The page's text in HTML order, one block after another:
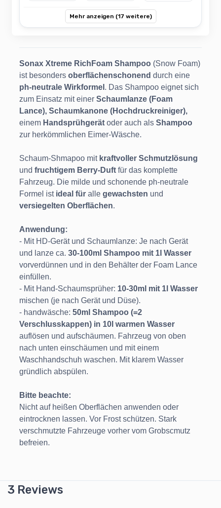
Mehr anzeigen (17 weitere)
Sonax Xtreme RichFoam Shampoo (Snow Foam)
ist besonders oberflächenschonend durch eine
ph-neutrale Wirkformel . Das Shampoo eignet sich
zum Einsatz mit einer Schaumlanze (Foam
Lance), Schaumkanone (Hochdruckreiniger),
einem Handsprühgerät oder auch als Shampoo
zur herkömmlichen Eimer-Wäsche.
Schaum-Shmapoo mit kraftvoller Schmutzlösung
und fruchtigem Berry-Duft für das komplette
Fahrzeug. Die milde und schonende ph-neutrale
Formel ist ideal für alle gewachsten und
versiegelten Oberflächen.
Anwendung:
- Mit HD-Gerät und Schaumlanze: Je nach Gerät
und lanze ca. 30-100ml Shampoo mit 1l Wasser
vorverdünnen und in den Behälter der Foam Lance
einfüllen.
- Mit Hand-Schaumsprüher: 10-30ml mit 1l Wasser
mischen (je nach Gerät und Düse).
- handwäsche: 50ml Shampoo (=2
Verschlusskappen) in 10l warmen Wasser
auflösen und aufschäumen. Fahrzeug von oben
nach unten einschäumen und mit einem
Waschhandschuh waschen. Mit klarem Wasser
gründlich abspülen.
Bitte beachte:
Nicht auf heißen Oberflächen anwenden oder
eintrocknen lassen. Vor Frost schützen. Stark
verschmutzte Fahrzeuge vorher vom Grobscmutz
befreien.
3 Reviews